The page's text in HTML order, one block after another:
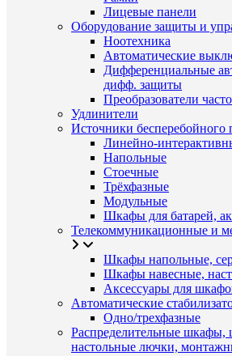
Лицевые панели
Оборудование защиты и
Ноотехника
Автоматические
Дифференциальные
дифф. защиты
Преобразователи
Удлинители
Источники бесперебойного
Линейно-
Напольные
Стоечные
Трёхфазные
Модульные
Шкафы для батарей,
Телекоммуникационные и
Шкафы напольные,
Шкафы навесные,
Аксессуары для
Автоматические
Одно/трехфазные
Распределительные
настольные лючки,